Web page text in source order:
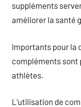
suppléments
améliorer la santé
Importants pour la
compléments sont
athlètes.
L’utilisation de